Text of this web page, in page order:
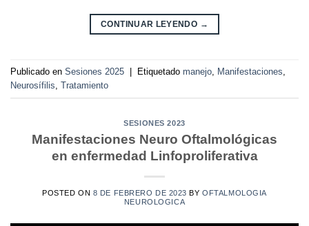
CONTINUAR LEYENDO →
Publicado en Sesiones 2025 | Etiquetado manejo Manifestaciones
Neurosífilis Tratamiento
SESIONES 2023
Manifestaciones Neuro Oftalmológicas
en enfermedad Linfoproliferativa
POSTED ON 8 DE FEBRERO DE 2023 BYOFTALMOLOGIA
NEUROLOGICA